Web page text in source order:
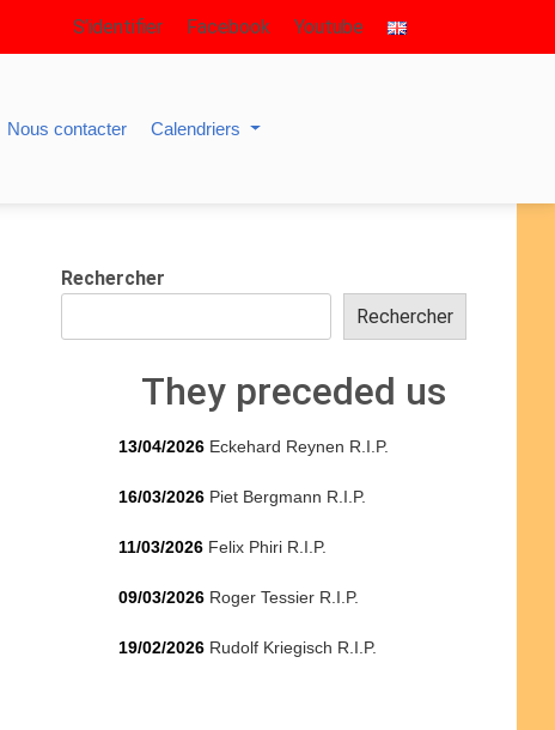
S’identifier Facebook Youtube
Nous contacter Calendriers
Rechercher
Rechercher
They preceded us
13/04/2026 Eckehard Reynen R.I.P.
16/03/2026 Piet Bergmann R.I.P.
11/03/2026 Felix Phiri R.I.P.
09/03/2026 Roger Tessier R.I.P.
19/02/2026 Rudolf Kriegisch R.I.P.